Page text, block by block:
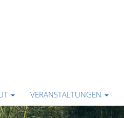
VERANSTALTUNGEN